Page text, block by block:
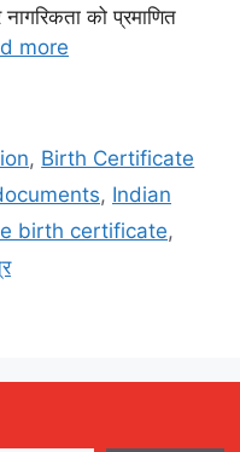
को प्रमाणित
more
, Birth Certificate
, Indian
birth certificate,